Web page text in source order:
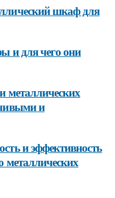
шкаф для
и для чего они
металлических
и
и эффективность
металлических